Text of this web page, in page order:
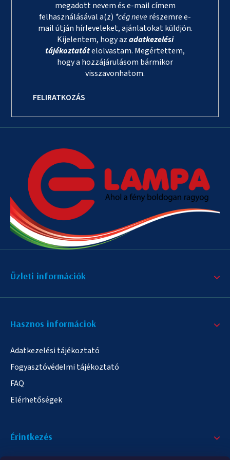
megadott nevem és e-mail címem
felhasználásával a(z) *cég neverészemre e-
mail útján hírleveleket, ajánlatokat küldjön.
Kijelentem, hogy azadatkezelési
tájékoztatótelolvastam. Megértettem,
hogy a hozzájárulásom bármikor
visszavonhatom.
FELIRATKOZÁS
Üzleti információk
Hasznos informáciok
Adatkezelési tájékoztató
Fogyasztóvédelmi tájékoztató
FAQ
Elérhetőségek
Érintkezés